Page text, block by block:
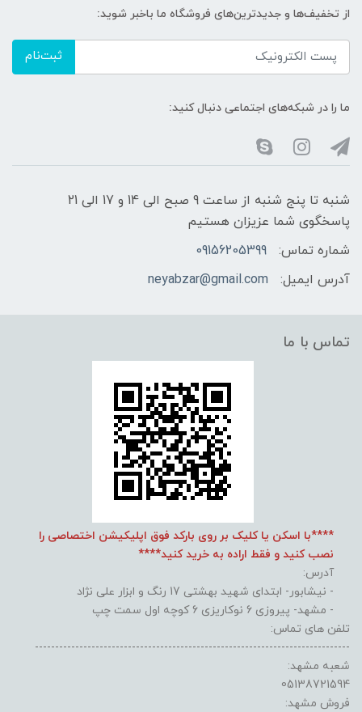
از تخفیف‌ها و جدیدترین‌های فروشگاه ما باخبر شوید:
ثبت‌نام
ما را در شبکه‌های اجتماعی دنبال کنید:
شنبه تا پنج شنبه از ساعت 9 صبح الی 14 و 17 الی 21
پاسخگوی شما عزیزان هستیم
شماره تماس:
09156205399
آدرس ایمیل:
neyabzar@gmail.com
تماس با ما
****با اسکن یا کلیک بر روی بارکد فوق اپلیکیشن اختصاصی را
نصب کنید و فقط اراده به خرید کنید****
آدرس:
- نیشابور- ابتدای شهید بهشتی 17 رنگ و ابزار علی نژاد
- مشهد- پیروزی 6 نوکاریزی 6 کوچه اول سمت چپ
تلفن های تماس:
------------------------------------------------------------------------------
شعبه مشهد:
05138721594
فروش مشهد: